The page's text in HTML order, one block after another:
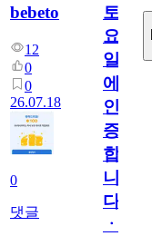
bebeto
12
0
0
26.07.18
0
댓글
토
요
일
에
인
증
합
니
다
ㆍ